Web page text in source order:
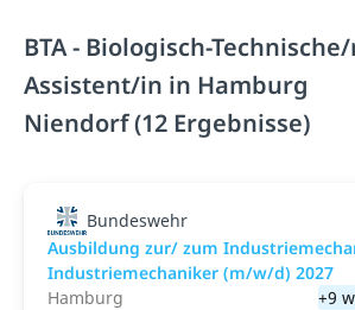
BTA - Biologisch-
Assistent/in in Hamburg
Niendorf (12 Ergebnisse)
Bundeswehr
Ausbildung zur/ zum
Industriemechaniker (m/w/d) 2027
Hamburg
+9